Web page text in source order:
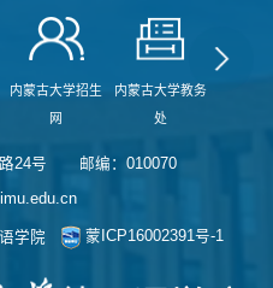
内蒙古大学招生
网
内蒙古大学教务
处
24号 邮编：010070
学院 蒙ICP16002391号-1